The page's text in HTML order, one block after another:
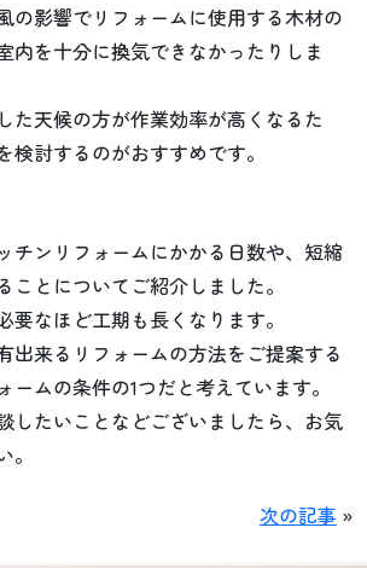
の影響でリフォームに使用する木材の
内を十分に換気できなかったりしま
た天候の方が作業効率が高くなるた
検討するのがおすすめです。
チンリフォームにかかる日数や、短縮
ことについてご紹介しました。
要なほど工期も長くなります。
出来るリフォームの方法をご提案する
ームの条件の1つだと考えています。
したいことなどございましたら、お気
次の記事 »